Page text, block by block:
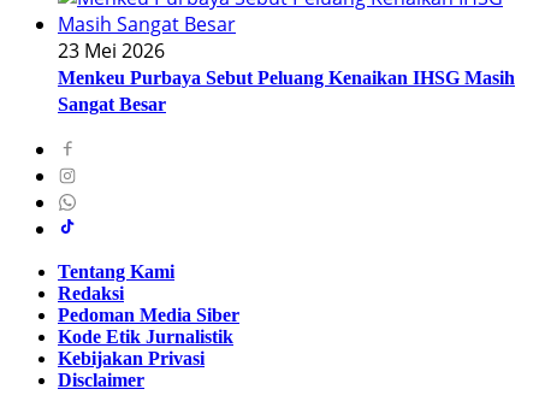
23 Mei 2026
Menkeu Purbaya Sebut Peluang Kenaikan IHSG Masih
Sangat Besar
Tentang Kami
Redaksi
Pedoman Media Siber
Kode Etik Jurnalistik
Kebijakan Privasi
Disclaimer